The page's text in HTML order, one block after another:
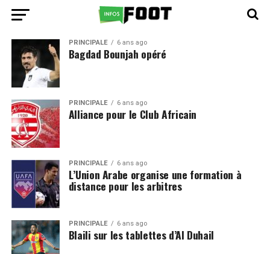
PRINCIPALE 6 ans ago
Bagdad Bounjah opéré
PRINCIPALE 6 ans ago
Alliance pour le Club Africain
PRINCIPALE 6 ans ago
L’Union Arabe organise une formation à
distance pour les arbitres
PRINCIPALE 6 ans ago
Blaili sur les tablettes d’Al Duhail